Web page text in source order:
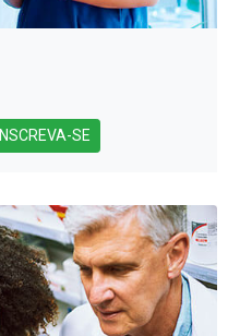
INSCREVA-SE